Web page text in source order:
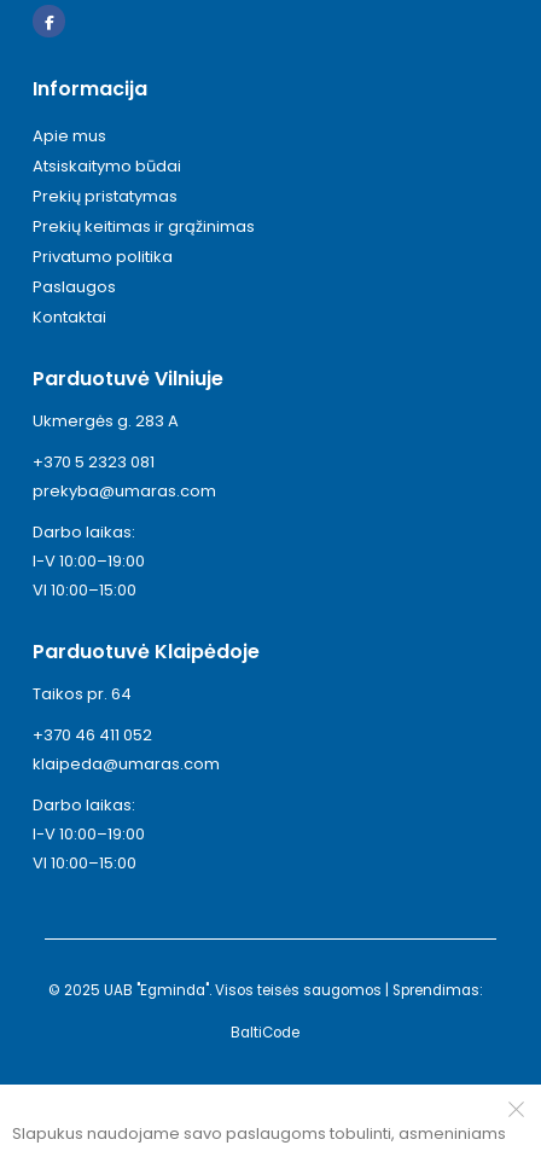
Informacija
Apie mus
Atsiskaitymo būdai
Prekių pristatymas
Prekių keitimas ir grąžinimas
Privatumo politika
Paslaugos
Kontaktai
Parduotuvė Vilniuje
Ukmergės g. 283 A
+370 5 2323 081
prekyba@umaras.com
Darbo laikas:
I-V 10:00–19:00
VI 10:00–15:00
Parduotuvė Klaipėdoje
Taikos pr. 64
+370 46 411 052
klaipeda@umaras.com
Darbo laikas:
I-V 10:00–19:00
VI 10:00–15:00
© 2025 UAB "Egminda". Visos teisės saugomos | Sprendimas:
BaltiCode
Slapukus naudojame savo paslaugoms tobulinti, asmeniniams